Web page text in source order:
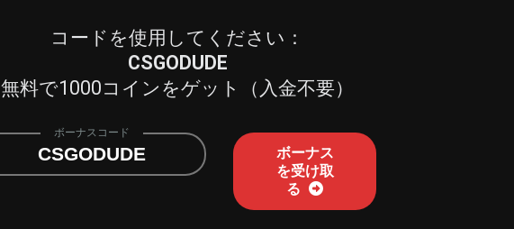
コードを使用してください：
CSGODUDE
無料で1000コインをゲット（入金不要）
ボーナスコード
CSGODUDE
ボーナス
を受け取
る